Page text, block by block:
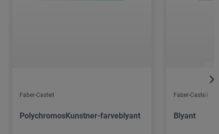
Faber-Castell
PolychromosKunstner-farveblyant
Faber-Castell
Blyant